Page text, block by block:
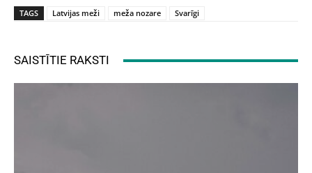
TAGS Latvijas meži meža nozare Svarīgi
SAISTĪTIE RAKSTI